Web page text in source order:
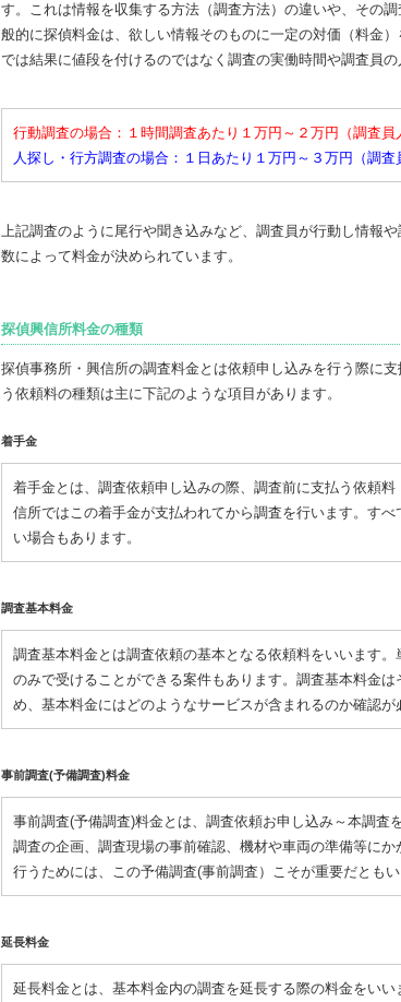
す。これは情報を収集する方法（調査方法）の違いや、その
般的に探偵料金は、欲しい情報そのものに一定の対価（料金
では結果に値段を付けるのではなく調査の実働時間や調査員
行動調査の場合：１時間調査あたり１万円～２万円（調査員
人探し・行方調査の場合：１日あたり１万円～３万円（調査
上記調査のように尾行や聞き込みなど、調査員が行動し情報
数によって料金が決められています。
探偵興信所料金の種類
探偵事務所・興信所の調査料金とは依頼申し込みを行う際に
う依頼料の種類は主に下記のような項目があります。
着手金
着手金とは、調査依頼申し込みの際、調査前に支払う依頼
信所ではこの着手金が支払われてから調査を行います。す
い場合もあります。
調査基本料金
調査基本料金とは調査依頼の基本となる依頼料をいいます
のみで受けることができる案件もあります。調査基本料金
め、基本料金にはどのようなサービスが含まれるのか確認が
事前調査(予備調査)料金
事前調査(予備調査)料金とは、調査依頼お申し込み～本調査
調査の企画、調査現場の事前確認、機材や車両の準備等に
行うためには、この予備調査(事前調査）こそが重要だともい
延長料金
延長料金とは、基本料金内の調査を延長する際の料金をい